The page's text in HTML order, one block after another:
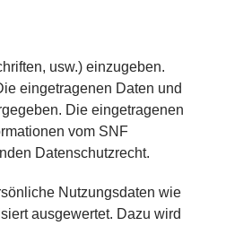
usw.) einzugeben.
eingetragenen Daten und
Die eingetragenen
vom SNF
Datenschutzrecht.
Nutzungsdaten wie
ausgewertet. Dazu wird